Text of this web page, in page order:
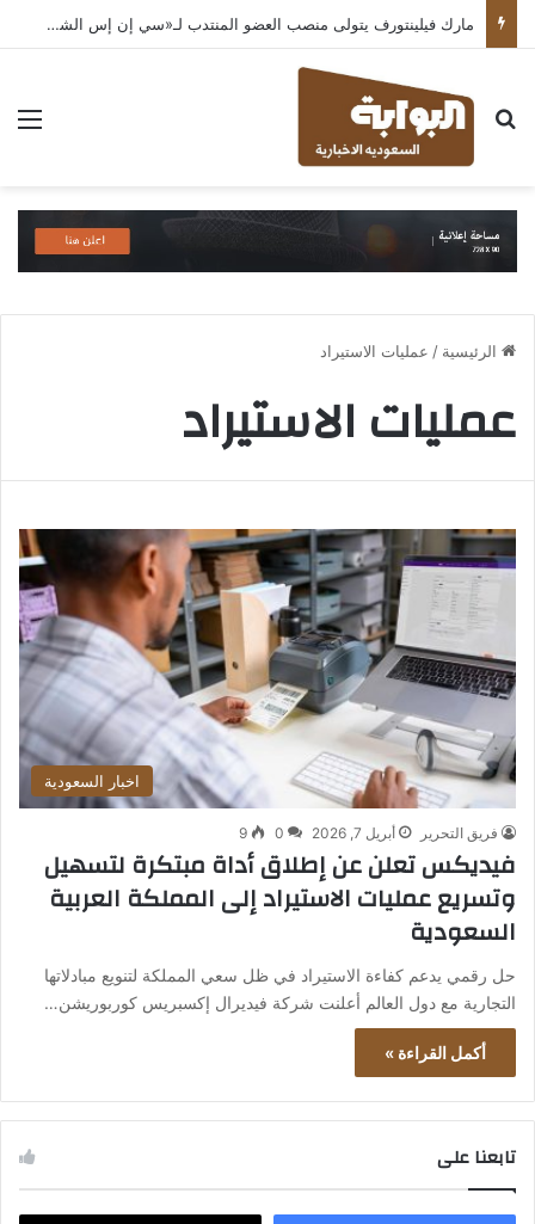
مارك فيلينتورف يتولى منصب العضو المنتدب لـ«سي إن إس الشرق الأوسط» ويشرف على شركات قطاع التكنولوجيا ضمن مجموعة غباش
بحث عن
الرئيسية / عمليات الاستيراد
عمليات الاستيراد
اخبار السعودية
فريق التحرير أبريل 7, 2026 0
9
فيديكس تعلن عن إطلاق أداة مبتكرة لتسهيل
وتسريع عمليات الاستيراد إلى المملكة العربية
السعودية
حل رقمي يدعم كفاءة الاستيراد في ظل سعي المملكة لتنويع مبادلاتها
التجارية مع دول العالم أعلنت شركة فيديرال إكسبريس كوربوريشن…
أكمل القراءة »
تابعنا على